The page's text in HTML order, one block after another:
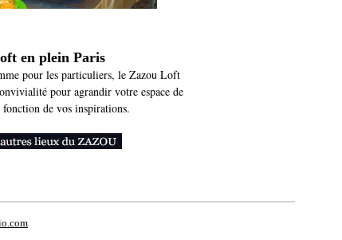
en plein Paris
pour les particuliers, le Zazou Loft
pour agrandir votre espace de
fonction de vos inspirations.